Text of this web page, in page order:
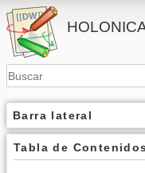
Barra lateral
Tabla de Contenidos